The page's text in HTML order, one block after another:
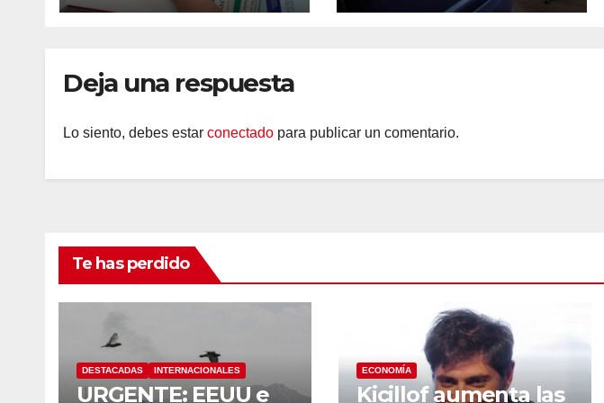
Deja una respuesta
Lo siento, debes estar conectado para publicar un comentario.
Te has perdido
DESTACADAS INTERNACIONALES
URGENTE: EEUU e
ECONOMÍA
Kicillof aumenta las